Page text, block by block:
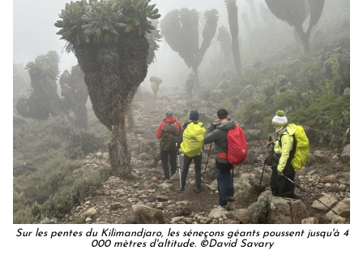
Sur les pentes du Kilimandjaro, les séneçons géants poussent jusqu'à 4
000 mètres d'altitude. ©David Savary